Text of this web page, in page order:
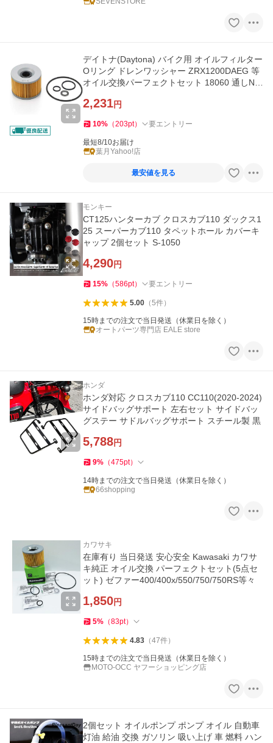
デイトナ(Daytona) バイク用 オイルフィルター
Oリング ドレンワッシャー ZRX1200DAEG 等
オイル交換パーフェクトセット 18060 通しNo:
2,231円
10% （203pt） 要エントリー
最短8/10お届け
葉月Yahoo!店
最安値を見る
モンキー
CT125ハンターカブ クロスカブ110 ダックス1
25 スーパーカブ110 タペットホール カバーキ
ャップ 2個セット S-1050
4,290円
15% （586pt） 要エントリー
5.00（5件）
15時までの注文で当日発送（休業日を除く）
オートパーツ専門店 EALE store
ホンダ
ホンダ対応 クロスカブ110 CC110(2020-2024)
サイドバッグサポート 左右セット サイドバッ
グステー サドルバッグサポート スチール製 黒
5,788円
9% （475pt）
14時までの注文で当日発送（休業日を除く）
66shopping
カワサキ
在庫有り 当日発送 安心安全 Kawasaki カワサ
キ純正 オイル交換 パーフェクトセット(5点セ
ット) ゼファー400/400x/550/750/750RS等々
1,850円
5% （83pt）
4.83（47件）
15時までの注文で当日発送（休業日を除く）
MOTO-OCC ヤフーショッピング店
2個セット オイルポンプ ポンプ オイル 自動車
灯油 給油 交換 ガソリン 吸い上げ 車 燃料 ハン